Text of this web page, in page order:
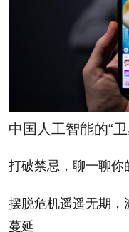
场白，然后他立刻就
按事先准备好的顺序
实质性的发言。下面
一列举其发言的内容
并加以简单的点评。
造庞大的生态系统。”
在，苹果的应用商店
系统，可谓妇孺皆知
中国人工智能的“
打破禁忌，聊一聊你
摆脱危机遥遥无期
蔓延